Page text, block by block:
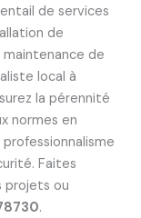
de services
de
de
local à
la pérennité
normes en
Faites
projets ou
.